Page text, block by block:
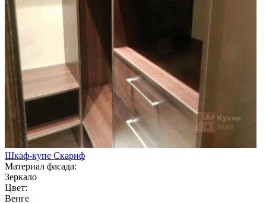
Шкаф-купе Скариф
Материал фасада:
Зеркало
Цвет:
Венге